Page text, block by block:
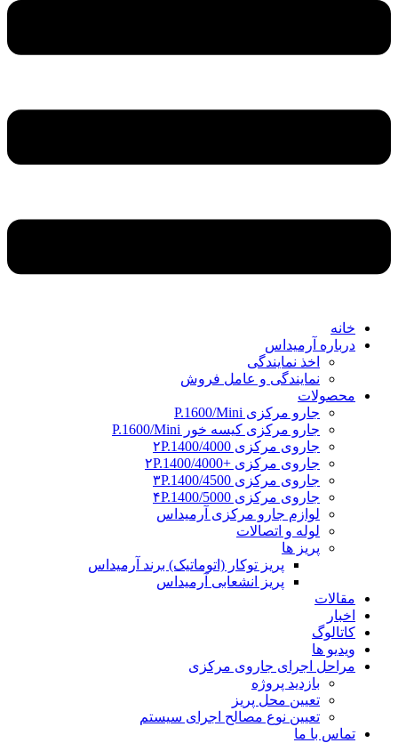
خانه
درباره آرمیداس
اخذ نمایندگی
نمایندگی و عامل فروش
محصولات
جارو مرکزی P.1600/Mini
جارو مرکزی کیسه خور P.1600/Mini
جاروی مرکزی ۲P.1400/4000
جاروی مرکزی +۲P.1400/4000
جاروی مرکزی ۳P.1400/4500
جاروی مرکزی ۴P.1400/5000
لوازم جارو مرکزی آرمیداس
لوله و اتصالات
پریز ها
پریز توکار (اتوماتیک) برند آرمیداس
پریز انشعابی آرمیداس
مقالات
اخبار
کاتالوگ
ویدیو ها
مراحل اجرای جاروی مرکزی
بازدید پروژه
تعیین محل پریز
تعیین نوع مصالح اجرای سیستم
تماس با ما